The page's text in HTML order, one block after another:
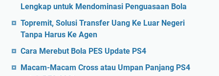
Lengkap untuk Mendominasi Penguasaan Bola
Topremit, Solusi Transfer Uang Ke Luar Negeri
Tanpa Harus Ke Agen
Cara Merebut Bola PES Update PS4
Macam-Macam Cross atau Umpan Panjang PS4